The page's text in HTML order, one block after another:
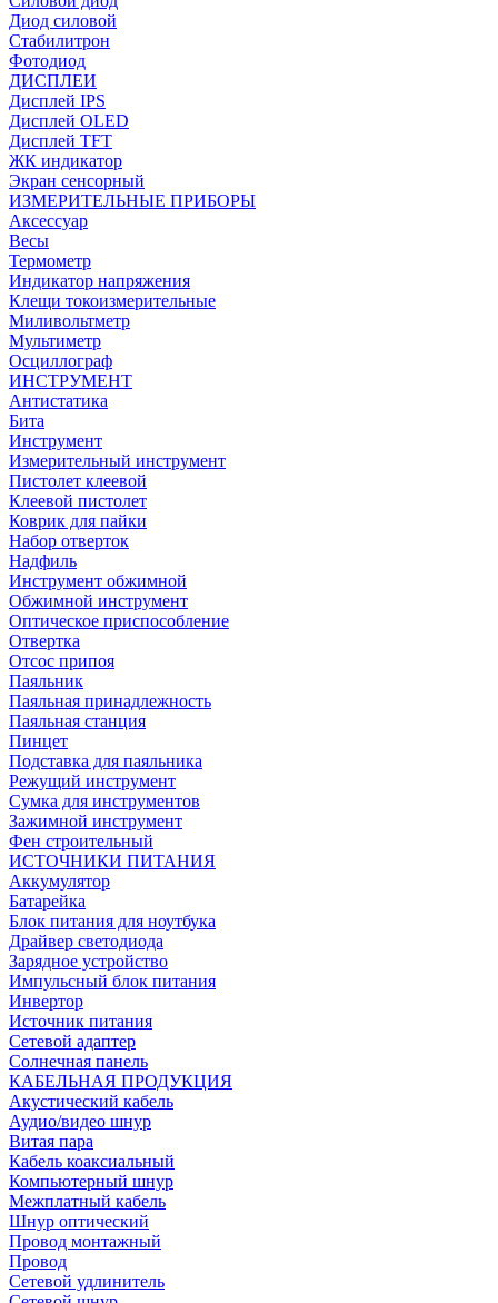
Диод силовой
Стабилитрон
Фотодиод
ДИСПЛЕИ
Дисплей IPS
Дисплей OLED
Дисплей TFT
ЖК индикатор
Экран сенсорный
ИЗМЕРИТЕЛЬНЫЕ ПРИБОРЫ
Аксессуар
Весы
Термометр
Индикатор напряжения
Клещи токоизмерительные
Миливольтметр
Мультиметр
Осциллограф
ИНСТРУМЕНТ
Антистатика
Бита
Инструмент
Измерительный инструмент
Пистолет клеевой
Клеевой пистолет
Коврик для пайки
Набор отверток
Надфиль
Инструмент обжимной
Обжимной инструмент
Оптическое приспособление
Отвертка
Отсос припоя
Паяльник
Паяльная принадлежность
Паяльная станция
Пинцет
Подставка для паяльника
Режущий инструмент
Сумка для инструментов
Зажимной инструмент
Фен строительный
ИСТОЧНИКИ ПИТАНИЯ
Аккумулятор
Батарейка
Блок питания для ноутбука
Драйвер светодиода
Зарядное устройство
Импульсный блок питания
Инвертор
Источник питания
Сетевой адаптер
Солнечная панель
КАБЕЛЬНАЯ ПРОДУКЦИЯ
Акустический кабель
Аудио/видео шнур
Витая пара
Кабель коаксиальный
Компьютерный шнур
Межплатный кабель
Шнур оптический
Провод монтажный
Провод
Сетевой удлинитель